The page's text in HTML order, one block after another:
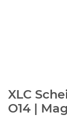
XLC
O14 |